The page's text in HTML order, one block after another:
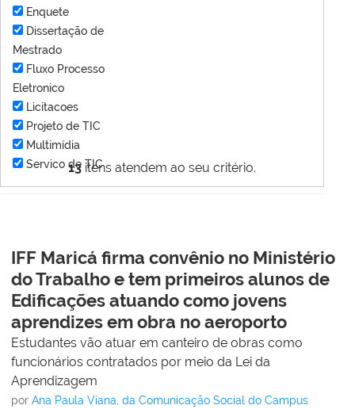
13 itens atendem ao seu critério.
Enquete
Dissertação de
Mestrado
Fluxo Processo
Eletronico
Licitacoes
Projeto de TIC
Multimídia
Servico de TIC
IFF Maricá firma convênio no Ministério
do Trabalho e tem primeiros alunos de
Edificações atuando como jovens
aprendizes em obra no aeroporto
Estudantes vão atuar em canteiro de obras como
funcionários contratados por meio da Lei da
Aprendizagem
por Ana Paula Viana, da Comunicação Social do Campus